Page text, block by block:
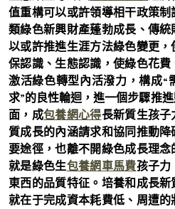
值重構可以或許領導相干政策
類綠色新興財產蓬勃成長、傳
以或許推進生涯方法綠色變更
保認識、生態認識，使綠色花費
激活綠色轉型內活潑力，構成“
求”的良性輪迴，進一個步驟推
面，成包養網心得長新質生孩子
質成長的內涵請求和協同推動
要途徑，也離不開綠色成長理
就是綠色生包養網車馬費孩子力
東西的品質特征。培養和成長
就在于完成資本耗費低、周遭